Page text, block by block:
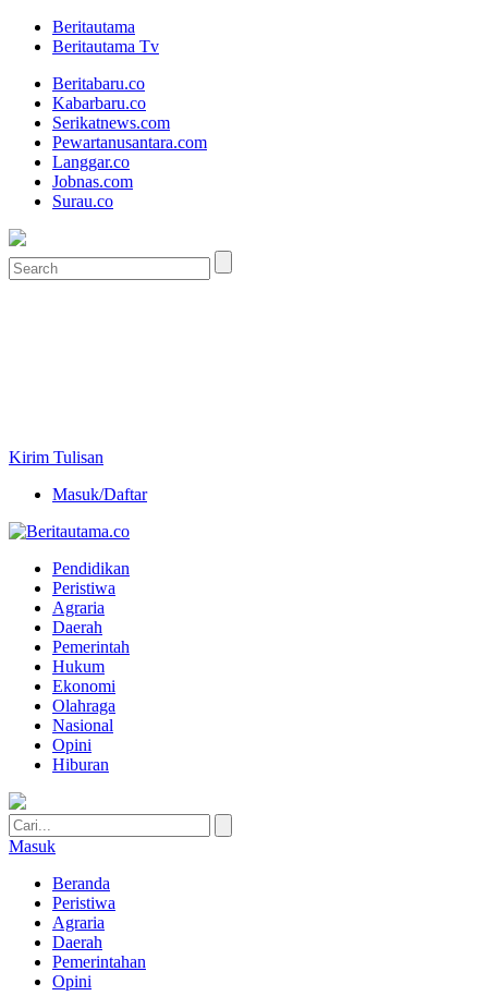
Beritautama
Beritautama Tv
Beritabaru.co
Kabarbaru.co
Serikatnews.com
Pewartanusantara.com
Langgar.co
Jobnas.com
Surau.co
Kirim Tulisan
Masuk/Daftar
Pendidikan
Peristiwa
Agraria
Daerah
Pemerintah
Hukum
Ekonomi
Olahraga
Nasional
Opini
Hiburan
Masuk
Beranda
Peristiwa
Agraria
Daerah
Pemerintahan
Opini